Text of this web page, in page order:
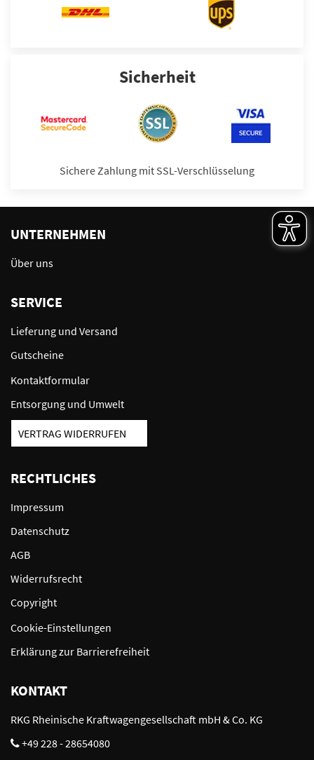
Sicherheit
Sichere Zahlung mit SSL-Verschlüsselung
UNTERNEHMEN
Über uns
SERVICE
Lieferung und Versand
Gutscheine
Kontaktformular
Entsorgung und Umwelt
VERTRAG WIDERRUFEN
RECHTLICHES
Impressum
Datenschutz
AGB
Widerrufsrecht
Copyright
Cookie-Einstellungen
Erklärung zur Barrierefreiheit
KONTAKT
RKG Rheinische Kraftwagengesellschaft mbH & Co. KG
+49 228 - 28654080